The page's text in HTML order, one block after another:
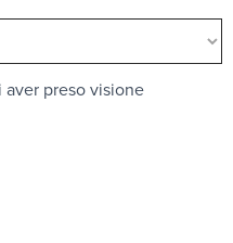
preso visione